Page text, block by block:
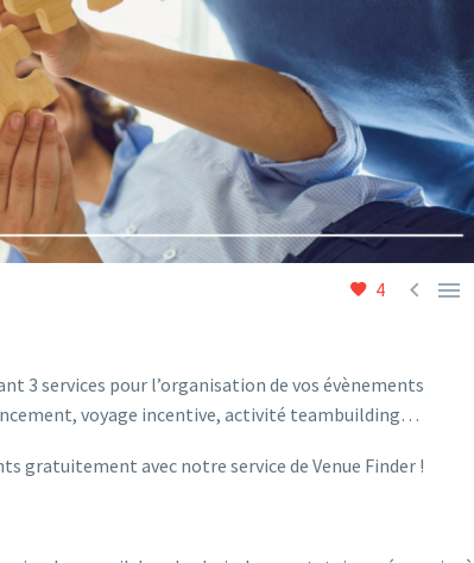
4  
3 services pour l’organisation de vos évènements
voyage incentive, activité teambuilding…
gratuitement avec notre service de Venue Finder !